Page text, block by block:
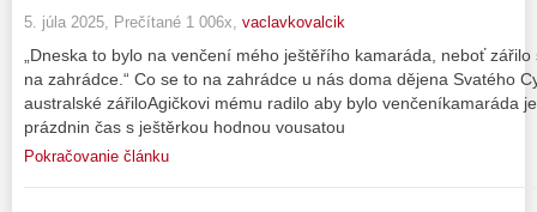
5. júla 2025, Prečítané 1 006x, vaclavkovalcik
„Dneska to bylo na venčení mého ještěřího kamaráda, neboť
na zahrádce.“ Co se to na zahrádce u nás doma dějena Svatého
australské zářiloAgičkovi mému radilo aby bylo venčeníkamaráda
prázdnin čas s ještěrkou hodnou vousatou
Pokračovanie článku